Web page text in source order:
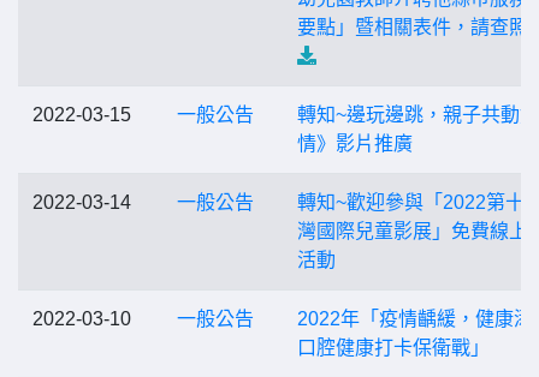
要點」暨相關表件，請查照
2022-03-15 一般公告
轉知~邊玩邊跳，親子共動
情》影片推廣
2022-03-14 一般公告
轉知~歡迎參與「2022第十
灣國際兒童影展」免費線上
活動
2022-03-10 一般公告
2022年「疫情齲緩，健康添
口腔健康打卡保衛戰」